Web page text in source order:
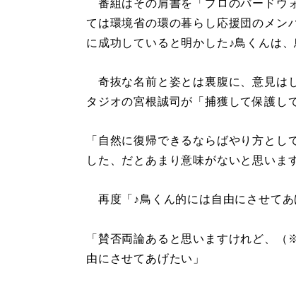
番組はその肩書を「プロのバードウ
ては環境省の環の暮らし応援団のメン
に成功していると明かした♪鳥くんは
奇抜な名前と姿とは裏腹に、意見は
タジオの宮根誠司が「捕獲して保護し
「自然に復帰できるならばやり方と
した、だとあまり意味がないと思いま
再度「♪鳥くん的には自由にさせてあ
「賛否両論あると思いますけれど、
由にさせてあげたい」